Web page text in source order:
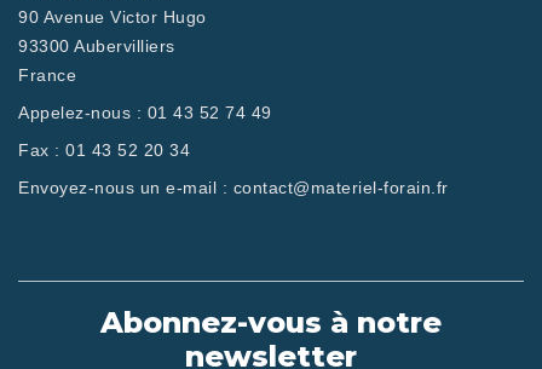
90 Avenue Victor Hugo
93300 Aubervilliers
France
Appelez-nous : 01 43 52 74 49
Fax : 01 43 52 20 34
Envoyez-nous un e-mail : contact@materiel-forain.fr
Abonnez-vous à notre
newsletter